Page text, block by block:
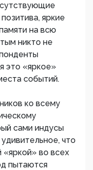
яркие
на всю
никто не
это «яркое»
событий.
ко всему
сами индусы
что
«яркой» во всех
пытаются